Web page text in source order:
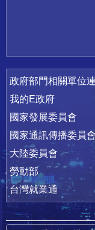
政府部門相關單位
我的E政府
國家發展委員會
國家通訊傳播委員會
大陸委員會
勞動部
台灣就業通